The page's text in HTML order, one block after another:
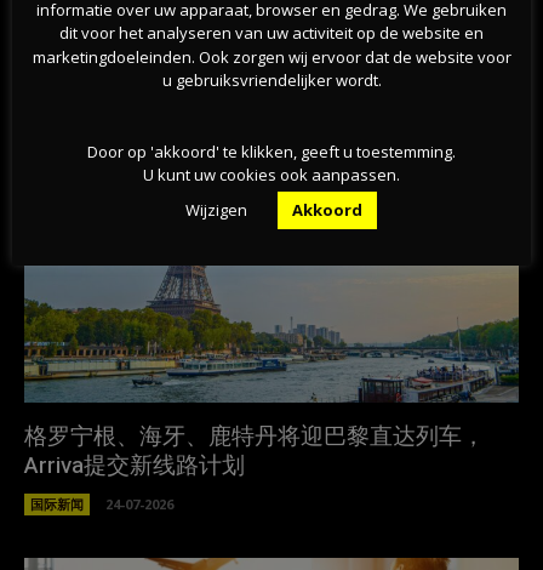
底？！
格罗宁根、海牙、鹿特丹将迎巴黎直达列车，
Arriva提交新线路计划
国际新闻 24-07-2026
informatie over uw apparaat, browser en gedrag. We gebruiken
dit voor het analyseren van uw activiteit op de website en
marketingdoeleinden. Ook zorgen wij ervoor dat de website voor
u gebruiksvriendelijker wordt.
Door op 'akkoord' te klikken, geeft u toestemming.
U kunt uw cookies ook aanpassen.
Wijzigen
Akkoord